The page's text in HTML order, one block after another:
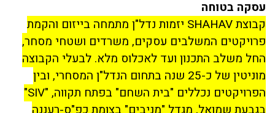
עסקה בטוחה
קבוצת SHAHAV יזמות נדל"ן מתמחה בייזום והקמת
פרויקטים המשלבים עסקים, משרדים ושטחי מסחר,
החל משלב התכנון ועד לאכלוס מלא. לבעלי הקבוצה
מוניטין של כ-25 שנה בתחום הנדל"ן המסחרי, ובין
הפרויקטים נכללים "בית השחם" בפתח תקווה, "SIV"